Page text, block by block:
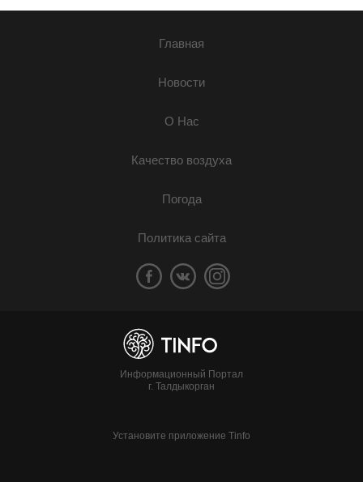
Главная
Новости
О Нас
Качество воздуха
Погода
Политика сайта
Информационный Портал
г. Талдыкорган
Установите приложение Tinfo